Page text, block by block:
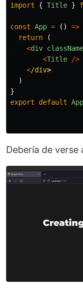
import { Title }
const App = () =>
return
(
<div className
<Title />
</div
)
}
export
default App
Debería de verse